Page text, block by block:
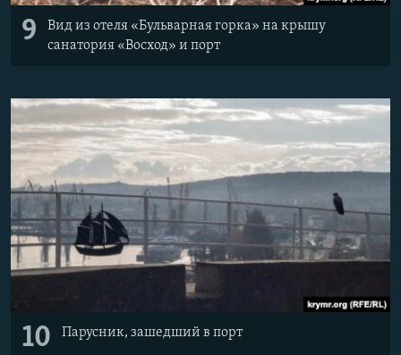
9
Вид из отеля «Бульварная горка» на крышу
санатория «Восход» и порт
10 Парусник, зашедший в порт